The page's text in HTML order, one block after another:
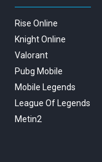
Rise Online
Knight Online
Valorant
Pubg Mobile
Mobile Legends
League Of Legends
Metin2